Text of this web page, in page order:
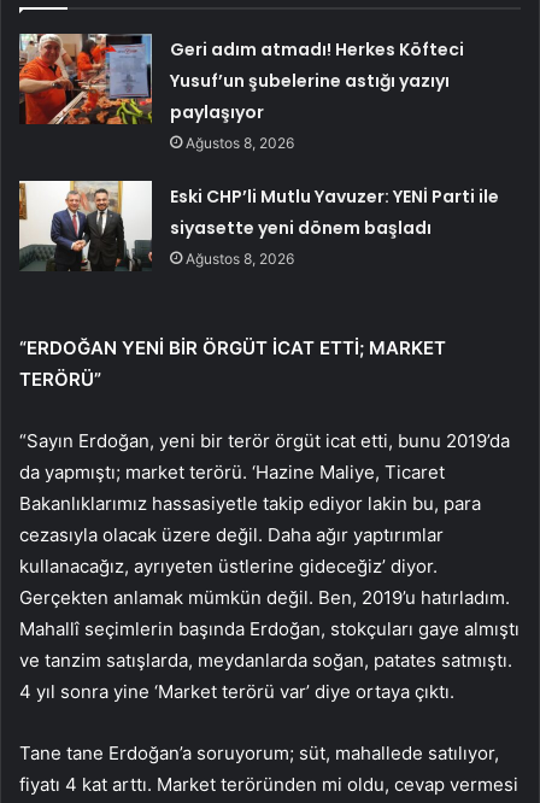
Geri adım atmadı! Herkes Köfteci
Yusuf’un şubelerine astığı yazıyı
paylaşıyor
Ağustos 8, 2026
Eski CHP’li Mutlu Yavuzer: YENİ Parti ile
siyasette yeni dönem başladı
Ağustos 8, 2026
“ERDOĞAN YENİ BİR ÖRGÜT İCAT ETTİ; MARKET
TERÖRÜ”
“Sayın Erdoğan, yeni bir terör örgüt icat etti, bunu 2019’da
da yapmıştı; market terörü. ‘Hazine Maliye, Ticaret
Bakanlıklarımız hassasiyetle takip ediyor lakin bu, para
cezasıyla olacak üzere değil. Daha ağır yaptırımlar
kullanacağız, ayrıyeten üstlerine gideceğiz’ diyor.
Gerçekten anlamak mümkün değil. Ben, 2019’u hatırladım.
Mahallî seçimlerin başında Erdoğan, stokçuları gaye almıştı
ve tanzim satışlarda, meydanlarda soğan, patates satmıştı.
4 yıl sonra yine ‘Market terörü var’ diye ortaya çıktı.
Tane tane Erdoğan’a soruyorum; süt, mahallede satılıyor,
fiyatı 4 kat arttı. Market teröründen mi oldu, cevap vermesi